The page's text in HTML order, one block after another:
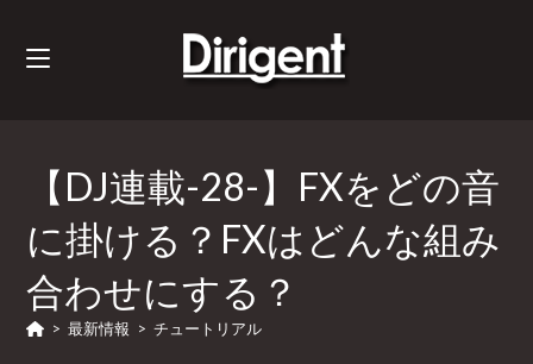
【DJ連載-28-】FXをどの音
に掛ける？FXはどんな組み
合わせにする？
> 最新情報 > チュートリアル